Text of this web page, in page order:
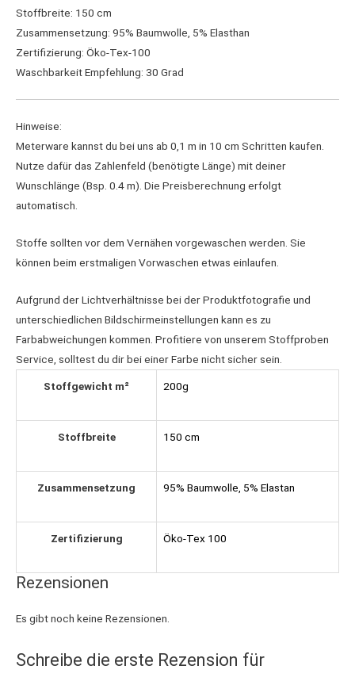
Stoffbreite: 150 cm
Zusammensetzung: 95% Baumwolle, 5% Elasthan
Zertifizierung: Öko-Tex-100
Waschbarkeit Empfehlung: 30 Grad
Hinweise:
Meterware kannst du bei uns ab 0,1 m in 10 cm Schritten kaufen.
Nutze dafür das Zahlenfeld (benötigte Länge) mit deiner
Wunschlänge (Bsp. 0.4 m). Die Preisberechnung erfolgt
automatisch.
Stoffe sollten vor dem Vernähen vorgewaschen werden. Sie
können beim erstmaligen Vorwaschen etwas einlaufen.
Aufgrund der Lichtverhältnisse bei der Produktfotografie und
unterschiedlichen Bildschirmeinstellungen kann es zu
Farbabweichungen kommen. Profitiere von unserem Stoffproben
Service, solltest du dir bei einer Farbe nicht sicher sein.
Stoffgewicht m² 200g
Stoffbreite 150 cm
Zusammensetzung 95% Baumwolle, 5% Elastan
Zertifizierung Öko-Tex 100
Rezensionen
Es gibt noch keine Rezensionen.
Schreibe die erste Rezension für